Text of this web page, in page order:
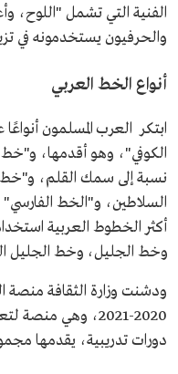
الفنية التي تشمل "اللوح،
والحرفيون يستخدمونه في
أنواع الخط العربي
ابتكر العرب المسلمون
الكوفي"، وهو أقدمها،
نسبة إلى سمك القلم، و"خط
السلاطين، و"الخط
أكثر الخطوط العربية
وخط الجليل، وخط الجليل
ودشنت وزارة الثقافة منصة
2020-2021، وهي
دورات تدريبية، يقدمها